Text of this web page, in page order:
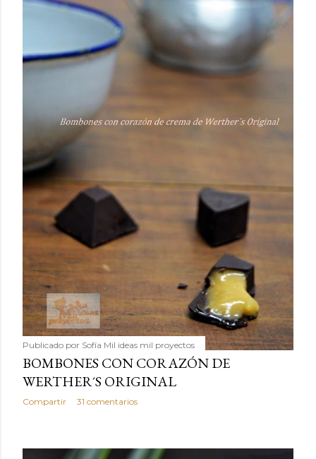
Publicado por Sofía Mil ideas mil proyectos
BOMBONES CON CORAZÓN DE
WERTHER´S ORIGINAL
Compartir 31 comentarios